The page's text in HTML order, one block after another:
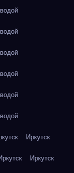
Иркутск
Иркутск